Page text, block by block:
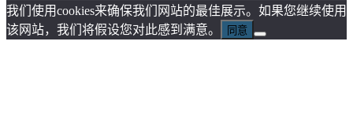
我们使用cookies来确保我们网站的最佳展示。如果您继续使用
该网站，我们将假设您对此感到满意。
同意